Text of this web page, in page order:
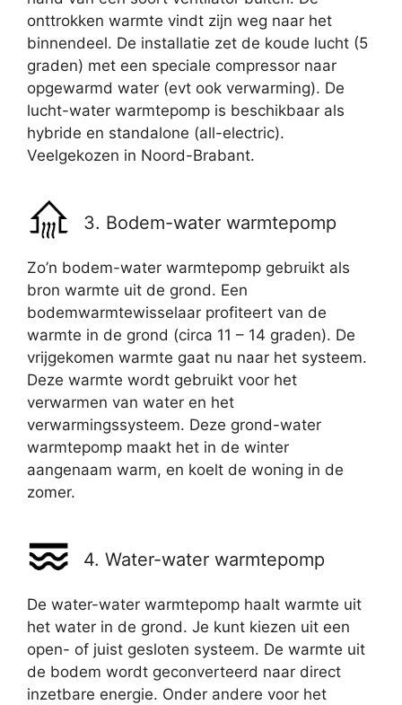
onttrokken warmte vindt zijn weg naar het
binnendeel. De installatie zet de koude lucht (5
graden) met een speciale compressor naar
opgewarmd water (evt ook verwarming). De
lucht-water warmtepomp is beschikbaar als
hybride en standalone (all-electric).
Veelgekozen in Noord-Brabant.
3. Bodem-water warmtepomp
Zo’n bodem-water warmtepomp gebruikt als
bron warmte uit de grond. Een
bodemwarmtewisselaar profiteert van de
warmte in de grond (circa 11 – 14 graden). De
vrijgekomen warmte gaat nu naar het systeem.
Deze warmte wordt gebruikt voor het
verwarmen van water en het
verwarmingssysteem. Deze grond-water
warmtepomp maakt het in de winter
aangenaam warm, en koelt de woning in de
zomer.
4. Water-water warmtepomp
De water-water warmtepomp haalt warmte uit
het water in de grond. Je kunt kiezen uit een
open- of juist gesloten systeem. De warmte uit
de bodem wordt geconverteerd naar direct
inzetbare energie. Onder andere voor het